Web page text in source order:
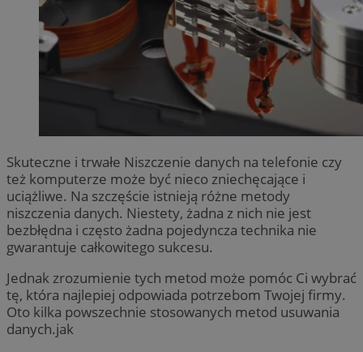
Skuteczne i trwałe Niszczenie danych na telefonie czy
też komputerze może być nieco zniechęcające i
uciążliwe. Na szczęście istnieją różne metody
niszczenia danych. Niestety, żadna z nich nie jest
bezbłędna i często żadna pojedyncza technika nie
gwarantuje całkowitego sukcesu.
Jednak zrozumienie tych metod może pomóc Ci wybrać
tę, która najlepiej odpowiada potrzebom Twojej firmy.
Oto kilka powszechnie stosowanych metod usuwania
danych.jak